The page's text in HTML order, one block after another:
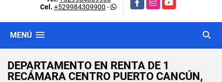
Cel. +529984309900 -
MENÚ
DEPARTAMENTO EN RENTA DE 1
RECÁMARA CENTRO PUERTO CANCÚN,